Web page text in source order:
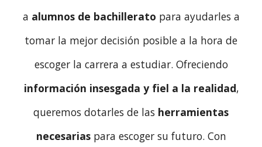
a alumnos de bachillerato para ayudarles a
tomar la mejor decisión posible a la hora de
escoger la carrera a estudiar. Ofreciendo
información insesgada y fiel a la realidad,
queremos dotarles de las herramientas
necesariaspara escoger su futuro. Con